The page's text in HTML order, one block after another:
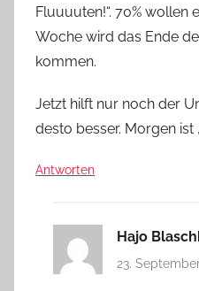
Fluuuuten!“. 70% wollen
Woche wird das Ende
kommen.
Jetzt hilft nur noch der
desto besser. Morgen ist
Antworten
Hajo
23.